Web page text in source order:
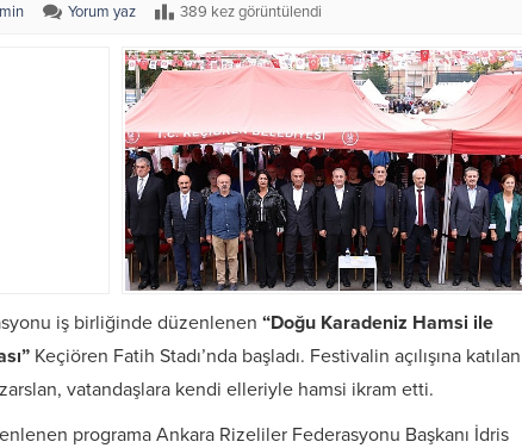
Yorum yaz 389 kez görüntülendi
iş birliğinde düzenlenen “Doğu Karadeniz Hamsi ile
Keçiören Fatih Stadı’nda başladı. Festivalin açılışına katılan
vatandaşlara kendi elleriyle hamsi ikram etti.
programa Ankara Rizeliler Federasyonu Başkanı İdris